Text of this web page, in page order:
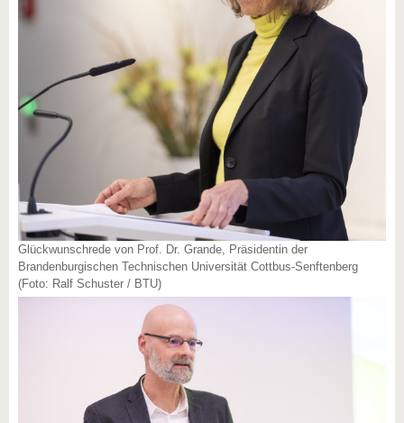
Glückwunschrede von Prof. Dr. Grande, Präsidentin der
Brandenburgischen Technischen Universität Cottbus-Senftenberg
(Foto: Ralf Schuster / BTU)